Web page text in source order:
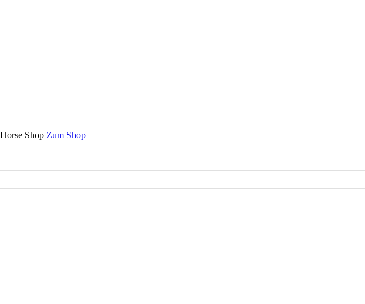
Horse Shop Zum Shop